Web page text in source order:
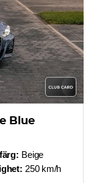
Blue
Beige
250 km/h